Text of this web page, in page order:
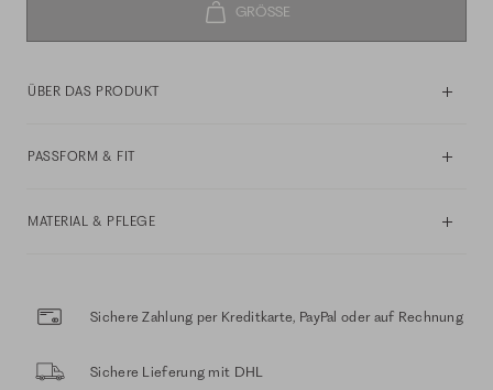
ÜBER DAS PRODUKT
PASSFORM & FIT
MATERIAL & PFLEGE
Sichere Zahlung per Kreditkarte, PayPal oder auf Rechnung
Sichere Lieferung mit DHL